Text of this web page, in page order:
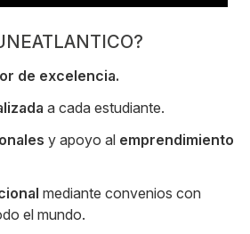
de excelencia.
a cada estudiante.
y apoyo al emprendimiento
mediante convenios con
el mundo.